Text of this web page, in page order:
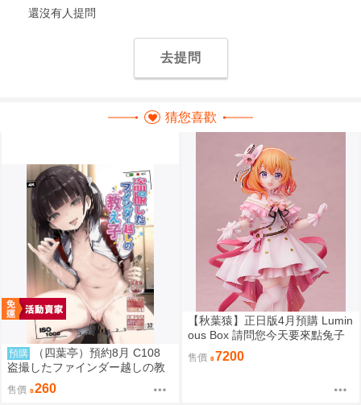
還沒有人提問
去提問
猜您喜歡
預購
（四葉亭）預約8月 C108
盗撮したファインダー越しの教
え子 なまもななせ
售價 260
【秋葉猿】正日版4月預購 Lumin
ous Box 請問您今天要來點兔子
嗎？ 保登心愛 禮服 1/7 PVC 完
成品
售價 7200